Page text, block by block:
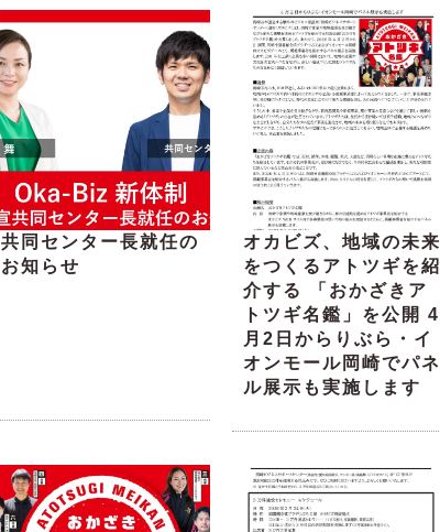
共同センター長就任の
お知らせ
オカビズ、地域の未来
をつくるアトツギを紹
介する 「おかざきア
トツギ名鑑」を公開 4
月2日からりぶら・イ
オンモール岡崎でパネ
ル展示も実施します